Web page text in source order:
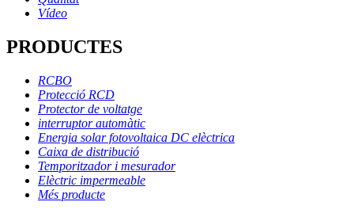
Vídeo
PRODUCTES
RCBO
Protecció RCD
Protector de voltatge
interruptor automàtic
Energia solar fotovoltaica DC elèctrica
Caixa de distribució
Temporitzador i mesurador
Elèctric impermeable
Més producte